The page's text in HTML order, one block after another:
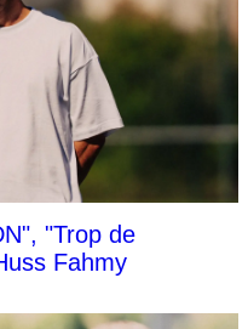
"Trop de
Fahmy